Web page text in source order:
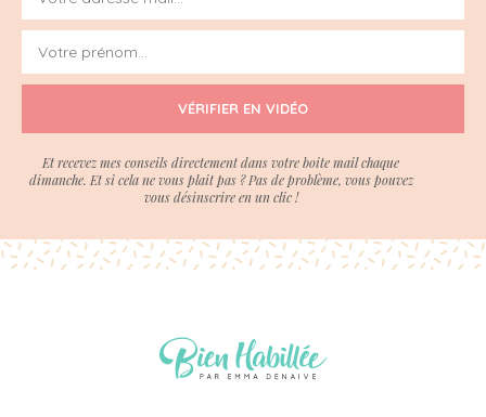
VÉRIFIER EN VIDÉO
Et recevez mes conseils directement dans votre boite mail chaque
dimanche. Et si cela ne vous plait pas ? Pas de problème, vous pouvez
vous désinscrire en un clic !